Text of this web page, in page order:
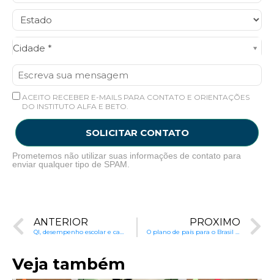
Cidade *
Cidade*
ACEITO RECEBER E-MAILS PARA CONTATO E ORIENTAÇÕES
DO INSTITUTO ALFA E BETO.
SOLICITAR CONTATO
Prometemos não utilizar suas informações de contato para
enviar qualquer tipo de SPAM.
ANTERIOR PRÓXIMO
Veja também